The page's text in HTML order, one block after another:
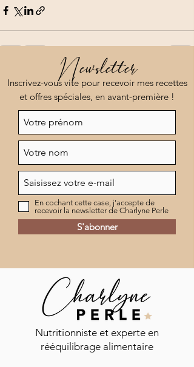
Posts récents Voir tout
Vinaigrette shaker
Commentaires
Newsletter
Inscrivez-vous vite pour recevoir mes recettes
et offres spéciales, en avant-première !
En cochant cette case, j'accepte de
recevoir la newsletter de Charlyne Perle
S'abonner
Nutritionniste et experte en
rééquilibrage alimentaire